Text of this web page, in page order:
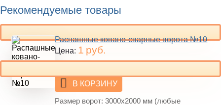
Рекомендуемые товары
Распашные ковано-сварные ворота №10
Цена: 1 руб.
В КОРЗИНУ
Размер ворот: 3000х2000 мм (любые